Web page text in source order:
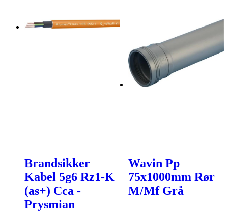
Brandsikker
Kabel 5g6 Rz1-K
(as+) Cca -
Prysmian
Wavin Pp
75x1000mm Rør
M/Mf Grå